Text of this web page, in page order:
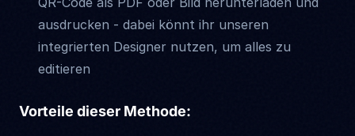
ausdrucken - dabei könnt ihr unseren
integrierten Designer nutzen, um alles zu
editieren
Vorteile dieser Methode: